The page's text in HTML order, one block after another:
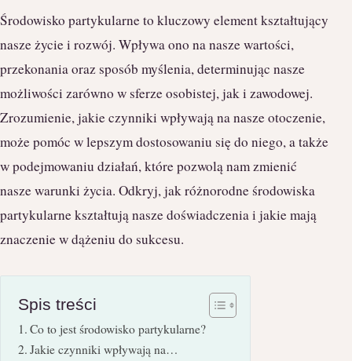
Środowisko partykularne to kluczowy element kształtujący
nasze życie i rozwój. Wpływa ono na nasze wartości,
przekonania oraz sposób myślenia, determinując nasze
możliwości zarówno w sferze osobistej, jak i zawodowej.
Zrozumienie, jakie czynniki wpływają na nasze otoczenie,
może pomóc w lepszym dostosowaniu się do niego, a także
w podejmowaniu działań, które pozwolą nam zmienić
nasze warunki życia. Odkryj, jak różnorodne środowiska
partykularne kształtują nasze doświadczenia i jakie mają
znaczenie w dążeniu do sukcesu.
Spis treści
Co to jest środowisko partykularne?
Jakie czynniki wpływają na…